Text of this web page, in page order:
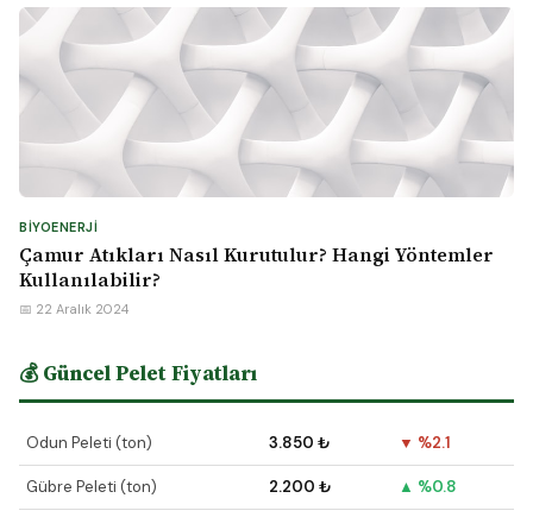
BIYOENERJI
Çamur Atıkları Nasıl Kurutulur? Hangi Yöntemler
Kullanılabilir?
📅 22 Aralık 2024
💰 Güncel Pelet Fiyatları
Odun Peleti (ton) 3.850 ₺ ▼ %2.1
Gübre Peleti (ton) 2.200 ₺ ▲ %0.8